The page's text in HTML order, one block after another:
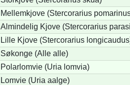
Mellemkjove (Stercorarius
Almindelig Kjove (Stercorarius
Lille Kjove (Stercorarius
Søkonge (Alle alle)
Polarlomvie (Uria lomvia)
Lomvie (Uria aalge)